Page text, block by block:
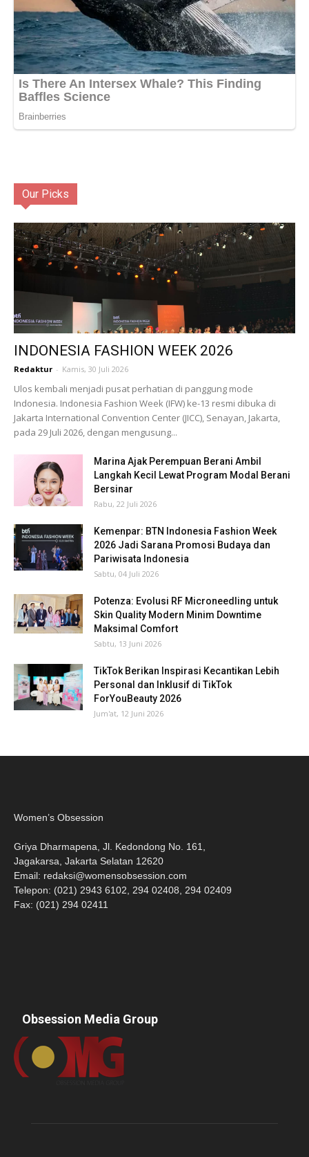
Our Picks
INDONESIA FASHION WEEK 2026
Redaktur - Kamis, 30 Juli 2026
Ulos kembali menjadi pusat perhatian di panggung mode
Indonesia. Indonesia Fashion Week (IFW) ke-13 resmi dibuka di
Jakarta International Convention Center (JICC), Senayan, Jakarta,
pada 29 Juli 2026, dengan mengusung...
Marina Ajak Perempuan Berani Ambil
Langkah Kecil Lewat Program Modal Berani
Bersinar
Rabu, 22 Juli 2026
Kemenpar: BTN Indonesia Fashion Week
2026 Jadi Sarana Promosi Budaya dan
Pariwisata Indonesia
Sabtu, 04 Juli 2026
Potenza: Evolusi RF Microneedling untuk
Skin Quality Modern Minim Downtime
Maksimal Comfort
Sabtu, 13 Juni 2026
TikTok Berikan Inspirasi Kecantikan Lebih
Personal dan Inklusif di TikTok
ForYouBeauty 2026
Jum'at, 12 Juni 2026
Women’s Obsession
Griya Dharmapena, Jl. Kedondong No. 161,
Jagakarsa, Jakarta Selatan 12620
Email: redaksi@womensobsession.com
Telepon: (021) 2943 6102, 294 02408, 294 02409
Fax: (021) 294 02411
Obsession Media Group